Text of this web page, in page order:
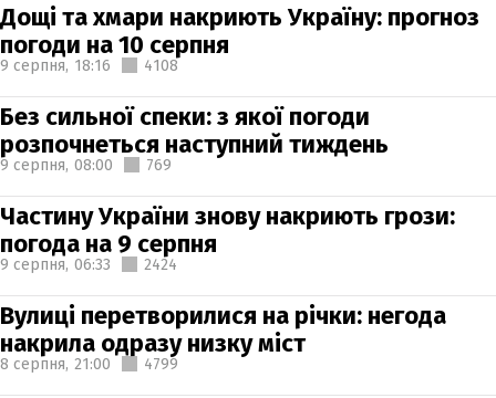
Дощі та хмари накриють Україну: прогноз
погоди на 10 серпня
9 серпня, 18:16 4108
Без сильної спеки: з якої погоди
розпочнеться наступний тиждень
9 серпня, 08:00 769
Частину України знову накриють грози:
погода на 9 серпня
9 серпня, 06:33 2424
Вулиці перетворилися на річки: негода
накрила одразу низку міст
8 серпня, 21:00 4799